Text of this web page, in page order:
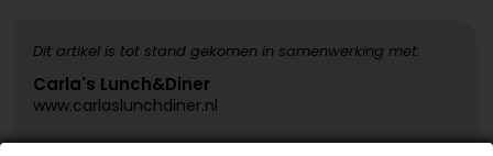
Dit artikel is tot stand gekomen in samenwerking met:
Carla's Lunch&Diner
www.carlaslunchdiner.nl